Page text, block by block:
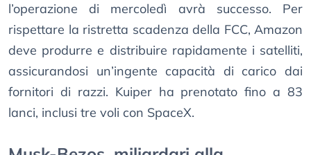
l’operazione di mercoledì avrà successo. Per
rispettare la ristretta scadenza della FCC, Amazon
deve produrre e distribuire rapidamente i satelliti,
assicurandosi un’ingente capacità di carico dai
fornitori di razzi. Kuiper ha prenotato fino a 83
lanci, inclusi tre voli con SpaceX.